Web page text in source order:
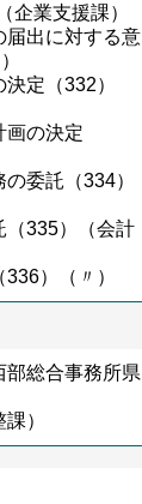
企業支援課）
届出に対する意
決定（332）
画の決定
の委託（334）
（335）（会計
336）（〃）
部総合事務所県
）